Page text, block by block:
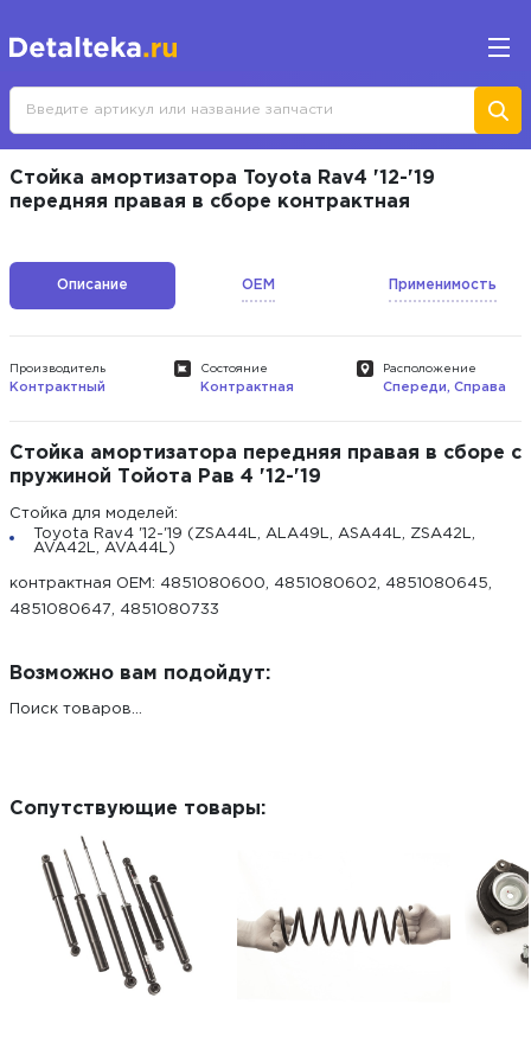
Стойка амортизатора Toyota Rav4 '12-'19
передняя правая в сборе контрактная
Описание OEM Применимость
Производитель
Контрактный
Состояние
Контрактная
Расположение
Спереди, Справа
Стойка амортизатора передняя правая в сборе с
пружиной Тойота Рав 4 '12-'19
Cтойка для моделей:
Toyota Rav4 '12-'19 (ZSA44L, ALA49L, ASA44L, ZSA42L,
AVA42L, AVA44L)
контрактная ОЕМ: 4851080600, 4851080602, 4851080645,
4851080647, 4851080733
Возможно вам подойдут:
Поиск товаров...
Сопутствующие товары: